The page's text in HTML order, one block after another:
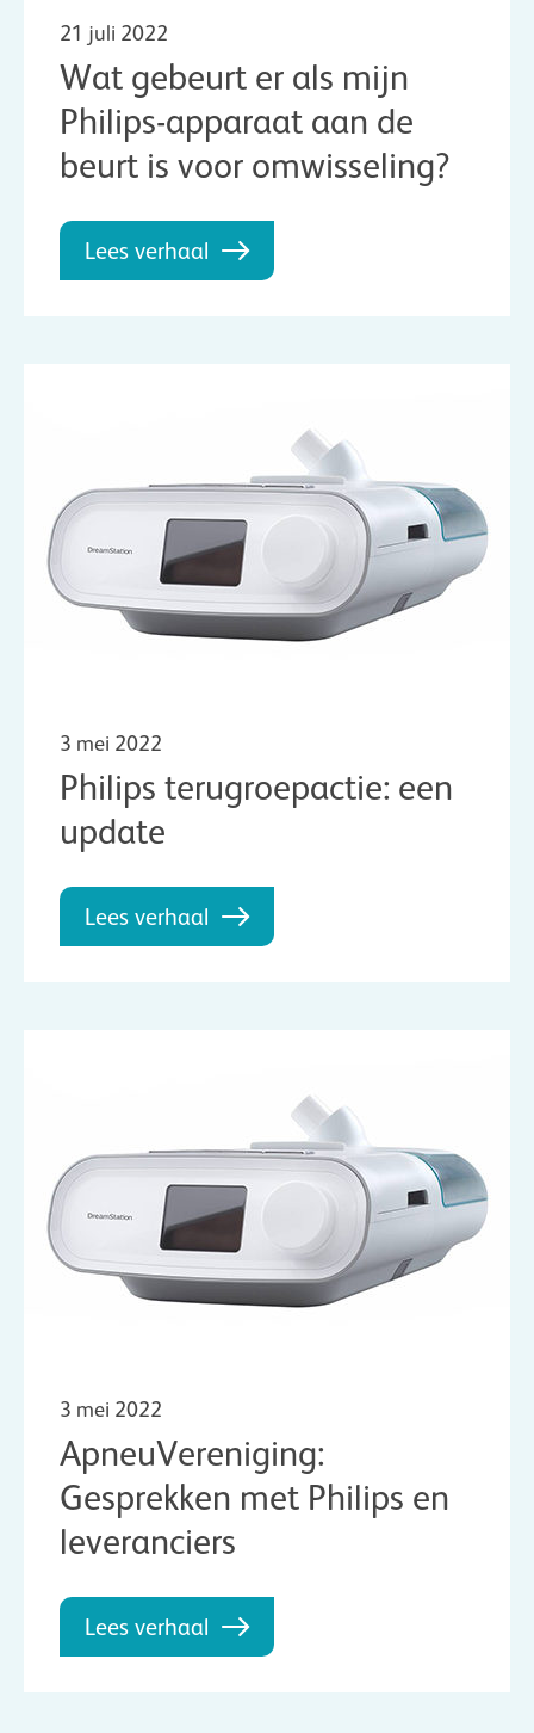
21 juli 2022
Wat gebeurt er als mijn
Philips-apparaat aan de
beurt is voor omwisseling?
Lees verhaal
3 mei 2022
Philips terugroepactie: een
update
Lees verhaal
3 mei 2022
ApneuVereniging:
Gesprekken met Philips en
leveranciers
Lees verhaal